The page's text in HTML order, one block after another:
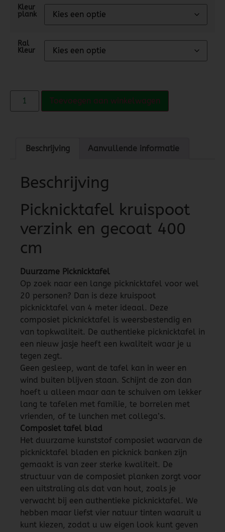
Kleur
plank
Ral
Kleur
Toevoegen aan winkelwagen
Beschrijving Aanvullende informatie
Beschrijving
Picknicktafel kruispoot
verzink en gecoat 400
cm
Duurzame Picknicktafel
Op zoek naar een lange picknicktafel voor wel
20 personen? Dan is deze kruispoot
picknicktafel van 4 meter ideaal. Deze
composiet picknicktafel is weersbestendig en
van topkwaliteit. De authentieke picknicktafel in
een nieuw jasje heeft een kwaliteit waar je u
tegen zegt.
Geen gesleep, want de tafel kan in weer en
wind buiten blijven staan. Schijnt de zon dan
hoeft u alleen maar aan te schuiven om lekker
lang te tafelen met familie, te borrelen met
vrienden, of te lunchen met collega’s.
Composiet tafel blad
Het duurzame kunststof composiet waarvan de
picknicktafel bladen en picknick banken zijn
gemaakt is van zeer sterke kwaliteit. De
structuur van de composiet planken zorgt voor
een uitstraling als dat van hout, zoals je
verwacht bij een authentieke picknicktafel. We
hebben maar liefst vier natuur tinten waaruit u
kunt kiezen, zodat u uw eigen look kunt geven